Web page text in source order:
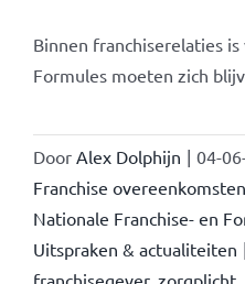
Binnen franchiserelaties
Formules moeten zich
Door Alex Dolphijn | 04-
Franchise overeenkomsten
Nationale Franchise- en
Uitspraken & actualiteiten |
franchisegever, zorgplicht